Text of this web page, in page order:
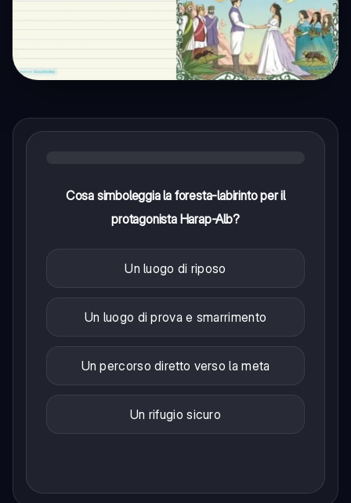
Cosa simboleggia la foresta-labirinto per il
protagonista Harap-Alb?
Un luogo di riposo
Un luogo di prova e smarrimento
Un percorso diretto verso la meta
Un rifugio sicuro